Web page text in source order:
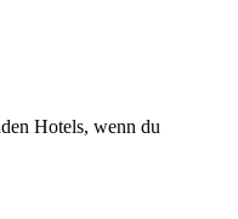
Hotels, wenn du